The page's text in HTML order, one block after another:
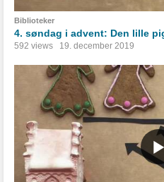
Biblioteker
4. søndag i advent: Den lille
592 views 19. december 2019